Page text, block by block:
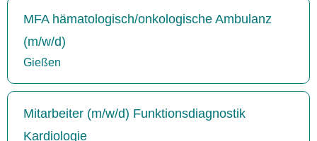
MFA hämatologisch/onkologische Ambulanz
(m/w/d)
Gießen
Mitarbeiter (m/w/d) Funktionsdiagnostik
Kardiologie